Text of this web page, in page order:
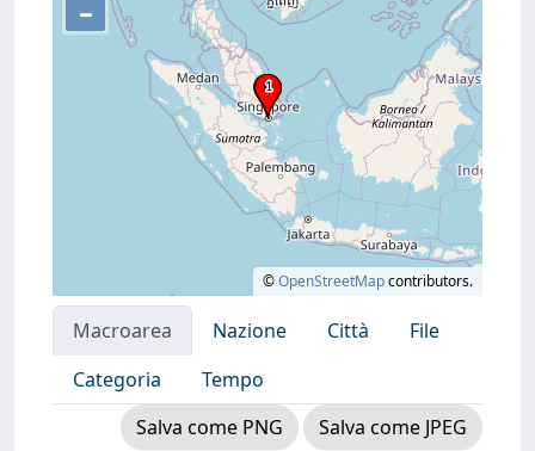
–
©OpenStreetMapcontributors.
Macroarea Nazione Città
File
Categoria
Tempo
Salva come PNG
Salva come JPEG